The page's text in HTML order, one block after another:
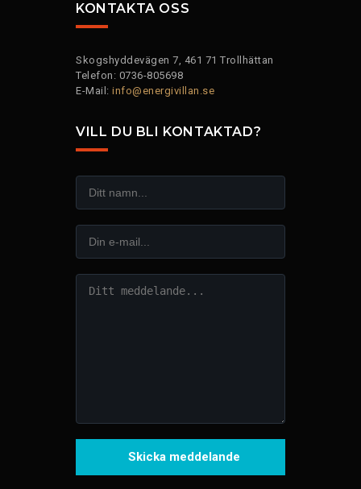
KONTAKTA OSS
Skogshyddevägen 7, 461 71 Trollhättan
Telefon: 0736-805698
E-Mail: info@energivillan.se
VILL DU BLI KONTAKTAD?